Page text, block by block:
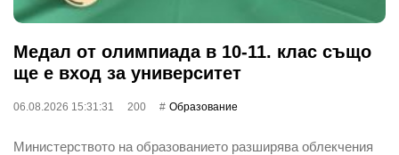
Медал от олимпиада в 10-11. клас също
ще е вход за университет
06.08.2026 15:31:31 200 Oбразование
Министерството на образованието разширява облекчения